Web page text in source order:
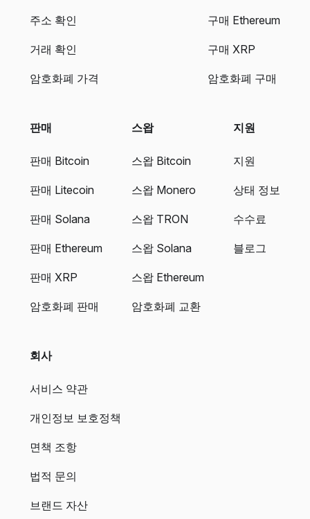
주소 확인
거래 확인
암호화폐 가격
구매 Ethereum
구매 XRP
암호화폐 구매
판매
판매 Bitcoin
판매 Litecoin
판매 Solana
판매 Ethereum
판매 XRP
암호화폐 판매
스왑
스왑 Bitcoin
스왑 Monero
스왑 TRON
스왑 Solana
스왑 Ethereum
암호화폐 교환
지원
지원
상태 정보
수수료
블로그
회사
서비스 약관
개인정보 보호정책
면책 조항
법적 문의
브랜드 자산